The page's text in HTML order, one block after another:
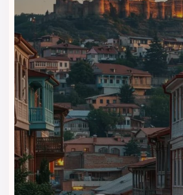
و کافه هتل مرجان پلازا
خوب سفر در فضایی
برای مسافرانی مناسب است که در طول
مرتب، صبحانه کامل و محیطی آرام برای
این هتل با رستوران، کافه و بار، شرایطی
بدون خروج از هتل، روز خود را با آرامش
گشت‌وگذار در تفلیس، زمانی را برای استراحت و